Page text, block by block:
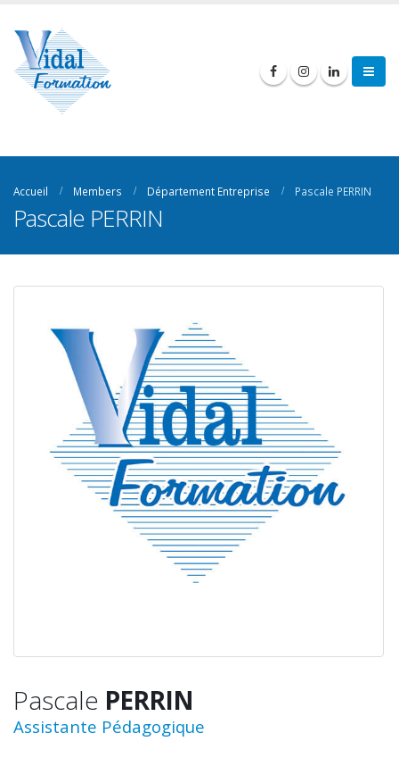
Accueil Members Département Entreprise Pascale PERRIN
Pascale PERRIN
Pascale PERRIN
Assistante Pédagogique